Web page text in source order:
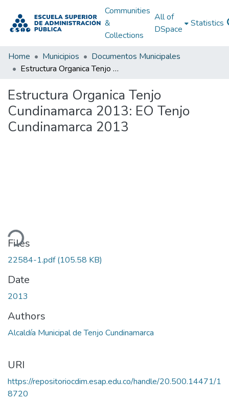
Communities
&
Collections
All of
DSpace
Statistics
Home Municipios
Documentos Municipales
Estructura Organica Tenjo Cundinamarca 2013: EO Tenjo Cundinamarca 2013
Estructura Organica Tenjo
Cundinamarca 2013: EO Tenjo
Cundinamarca 2013
Files
22584-1.pdf(105.58 KB)
Date
2013
Authors
Alcaldía Municipal de Tenjo Cundinamarca
URI
https://repositoriocdim.esap.edu.co/handle/20.500.14471/1
8720